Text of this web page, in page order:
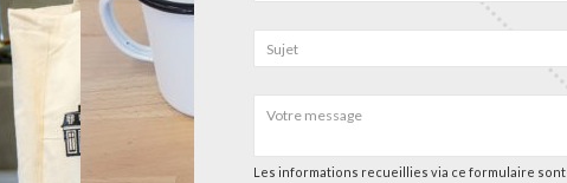
Les informations recueillies via ce formulaire sont